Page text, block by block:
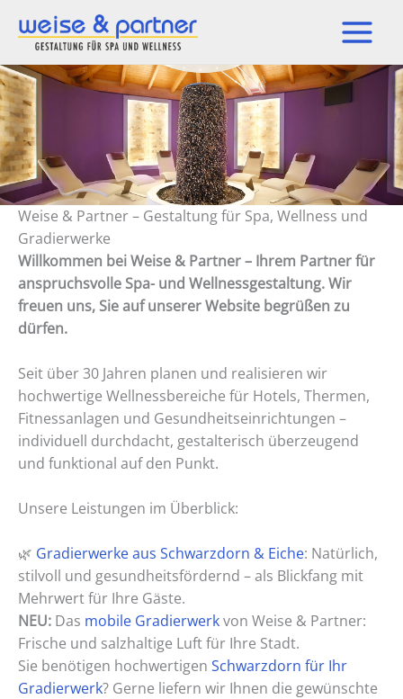
Inhalt
springen
Weise & Partner – Gestaltung für Spa, Wellness und
Gradierwerke
Willkommen bei Weise & Partner – Ihrem Partner für
anspruchsvolle Spa- und Wellnessgestaltung. Wir
freuen uns, Sie auf unserer Website begrüßen zu
dürfen.
Seit über 30 Jahren planen und realisieren wir
hochwertige Wellnessbereiche für Hotels, Thermen,
Fitnessanlagen und Gesundheitseinrichtungen –
individuell durchdacht, gestalterisch überzeugend
und funktional auf den Punkt.
Unsere Leistungen im Überblick:
🌿 Gradierwerke aus Schwarzdorn & Eiche: Natürlich,
stilvoll und gesundheitsfördernd – als Blickfang mit
Mehrwert für Ihre Gäste.
NEU: Das mobile Gradierwerkvon Weise & Partner:
Frische und salzhaltige Luft für Ihre Stadt.
Sie benötigen hochwertigen Schwarzdorn für Ihr
Gradierwerk? Gerne liefern wir Ihnen die gewünschte